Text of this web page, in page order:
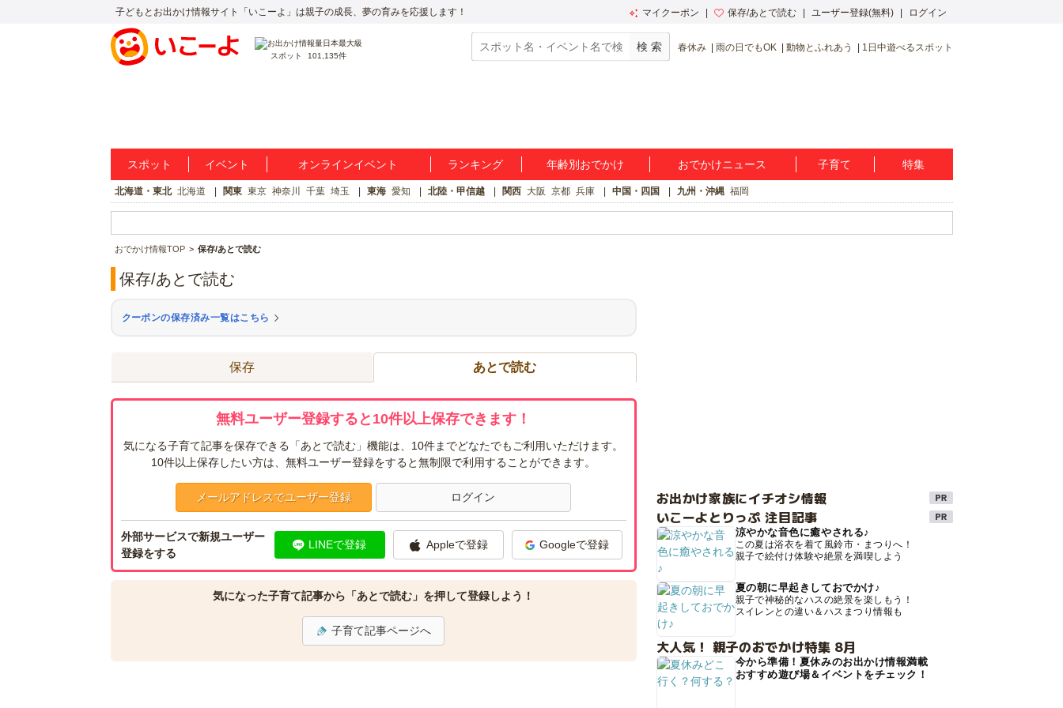
子どもとお出かけ情報サイト「いこーよ」は親子の成長、夢の育みを応援します！ マイクーポン 保存/あとで読む ユーザー登録(無料) ログイン
スポット 101,135件
春休み 雨の日でもOK 動物とふれあう 1日中遊べるスポット
スポット イベント オンラインイベント ランキング 年齢別おでかけ おでかけニュース 子育て 特集
北海道・東北 北海道 関東 東京 神奈川 千葉 埼玉 東海 愛知 北陸・甲信越 関西 大阪 京都 兵庫 中国・四国 九州・沖縄 福岡
おでかけ情報TOP 保存/あとで読む
保存/あとで読む
クーポンの保存済み一覧はこちら
保存 あとで読む
無料ユーザー登録すると10件以上保存できます！
気になる子育て記事を保存できる「あとで読む」機能は、10件までどなたでもご利用いただけます。
10件以上保存したい方は、無料ユーザー登録をすると無制限で利用することができます。
メールアドレスでユーザー登録 ログイン
外部サービスで新規ユーザー
登録をする
LINEで登録 Appleで登録 Googleで登録
気になった子育て記事から「あとで読む」を押して登録しよう！
子育て記事ページへ
お出かけ家族にイチオシ情報
いこーよとりっぷ 注目記事
涼やかな音色に癒やされる♪
この夏は浴衣を着て風鈴市・まつりへ！
親子で絵付け体験や絶景を満喫しよう
夏の朝に早起きしておでかけ♪
親子で神秘的なハスの絶景を楽しもう！
スイレンとの違い＆ハスまつり情報も
大人気！ 親子のおでかけ特集 8月
今から準備！夏休みのお出かけ情報満載
おすすめ遊び場＆イベントをチェック！